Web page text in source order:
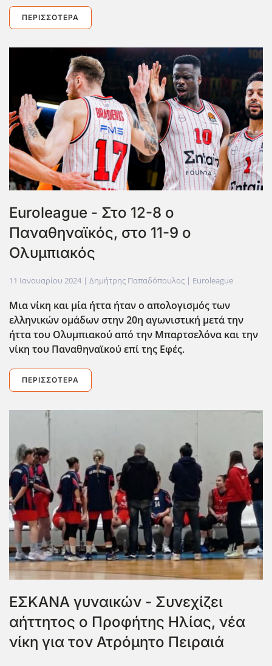
ΠΕΡΙΣΣΌΤΕΡΑ
Euroleague - Στο 12-8 ο
Παναθηναϊκός, στο 11-9 ο
Ολυμπιακός
11 Ιανουαρίου 2024 | Δημήτρης Παπαδόπουλος | Euroleague
Μια νίκη και μία ήττα ήταν ο απολογισμός των
ελληνικών ομάδων στην 20η αγωνιστική μετά την
ήττα του Ολυμπιακού από την Μπαρτσελόνα και την
νίκη του Παναθηναϊκού επί της Εφές.
ΠΕΡΙΣΣΌΤΕΡΑ
ΕΣΚΑΝΑ γυναικών - Συνεχίζει
αήττητος ο Προφήτης Ηλίας, νέα
νίκη για τον Ατρόμητο Πειραιά